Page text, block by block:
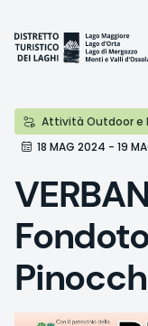
Inhalt
Attività Outdoor e
18 MAG 2024 - 19